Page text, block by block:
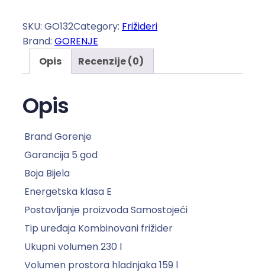
R
E
r
ž
d
r
R
K
4
1
SKU: GO132Category: Frižideri
Brand: GORENJE
Opis
Recenzije (0)
Opis
BrandGorenje
Garancija 5 god
Boja Bijela
Energetska klasa E
Postavljanje proizvodaSamostojeći
Tip uređaja Kombinovani frižider
Ukupni volumen230 l
Volumen prostora hladnjaka159 l